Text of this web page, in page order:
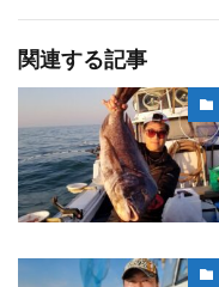
関連する記事